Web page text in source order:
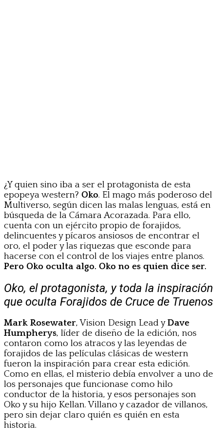
¿Y quien sino iba a ser el protagonista de esta
epopeya western? Oko. El mago más poderoso del
Multiverso, según dicen las malas lenguas, está en
búsqueda de la Cámara Acorazada. Para ello,
cuenta con un ejército propio de forajidos,
delincuentes y pícaros ansiosos de encontrar el
oro, el poder y las riquezas que esconde para
hacerse con el control de los viajes entre planos.
Pero Oko oculta algo. Oko no es quien dice ser.
Oko, el protagonista, y toda la inspiración
que oculta Forajidos de Cruce de Truenos
Mark Rosewater, Vision Design Lead yDave
Humpherys, líder de diseño de la edición, nos
contaron como los atracos y las leyendas de
forajidos de las películas clásicas de western
fueron la inspiración para crear esta edición.
Como en ellas, el misterio debía envolver a uno de
los personajes que funcionase como hilo
conductor de la historia, y esos personajes son
Oko y su hijo Kellan. Villano y cazador de villanos,
pero sin dejar claro quién es quién en esta
historia.